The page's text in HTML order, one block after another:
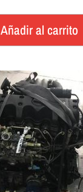
Añadir al carrito